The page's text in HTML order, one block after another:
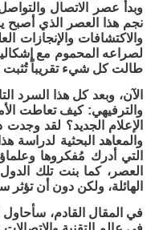
وبدأ عصر الاتصال
نجم هذا العصر الذي
والاكتشافات والإنجازات
لصراعه المحموم مع
طالت كل شيء تقريباً تُثبت
الآن، وبعد كل هذا السرد
والترفيهي: كيف تعاطت
الإعلام الجديد؟ لقد
والمعاهد البحثية لدراسة
التي أدرك مُفكروها
العصر، كما بنت تلك
الهائلة، ولكن دون أن
في المقال القادم،